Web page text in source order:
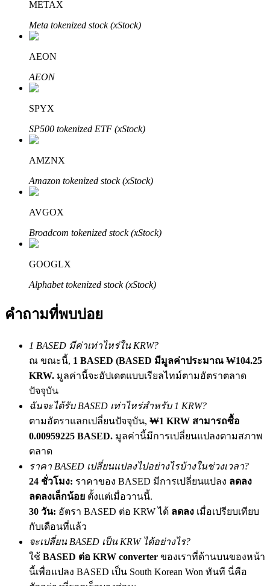
พันธมิตร Bitrue
BTC Welcome Rewards
BTC Welcome Rewards
Deposit & Trade BTC to Share 25000 USDT prize pool!
Deposit CASHCAT & Win
METAX
Meta tokenized stock (xStock)
AEON
AEON
SPYX
SP500 tokenized ETF (xStock)
AMZNX
Amazon tokenized stock (xStock)
AVGOX
Broadcom tokenized stock (xStock)
GOOGLX
Alphabet tokenized stock (xStock)
คำถามที่พบบ่อย
1 BASED มีค่าเท่าไหร่ใน KRW?
ณ ขณะนี้, 1 BASED (BASED มีมูลค่าประมาณ ₩104.25
KRW. มูลค่านี้จะอัปเดตแบบเรียลไทม์ตามอัตราตลาด
ปัจจุบัน
ฉันจะได้รับ BASED เท่าไหร่สำหรับ 1 KRW?
ตามอัตราแลกเปลี่ยนปัจจุบัน, ₩1 KRW สามารถซื้อ
0.00959225 BASED. มูลค่านี้มีการเปลี่ยนแปลงตามสภาพ
ตลาด
ราคา BASED เปลี่ยนแปลงไปอย่างไรบ้างในช่วงเวลา?
24 ชั่วโมง: ราคาของ BASED มีการเปลี่ยนแปลง ลดลง
ลดลงเล็กน้อย ตั้งแต่เมื่อวานนี้.
30 วัน: อัตรา BASED ต่อ KRW ได้ ลดลง เมื่อเปรียบเทียบ
กับเดือนที่แล้ว
จะเปลี่ยน BASED เป็น KRW ได้อย่างไร?
ใช้ BASED ต่อ KRW converter ของเราที่ด้านบนของหน้า
นี้เพื่อแปลง BASED เป็น South Korean Won ทันที นี่คือ